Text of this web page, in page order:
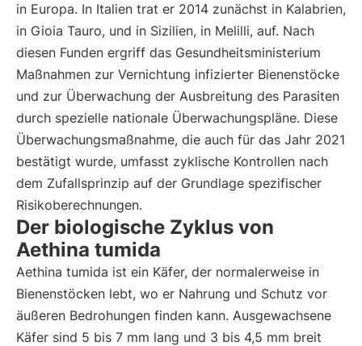
in Europa. In Italien trat er 2014 zunächst in Kalabrien,
in Gioia Tauro, und in Sizilien, in Melilli, auf. Nach
diesen Funden ergriff das Gesundheitsministerium
Maßnahmen zur Vernichtung infizierter Bienenstöcke
und zur Überwachung der Ausbreitung des Parasiten
durch spezielle nationale Überwachungspläne. Diese
Überwachungsmaßnahme, die auch für das Jahr 2021
bestätigt wurde, umfasst zyklische Kontrollen nach
dem Zufallsprinzip auf der Grundlage spezifischer
Risikoberechnungen.
Der biologische Zyklus von
Aethina tumida
Aethina tumida ist ein Käfer, der normalerweise in
Bienenstöcken lebt, wo er Nahrung und Schutz vor
äußeren Bedrohungen finden kann. Ausgewachsene
Käfer sind 5 bis 7 mm lang und 3 bis 4,5 mm breit